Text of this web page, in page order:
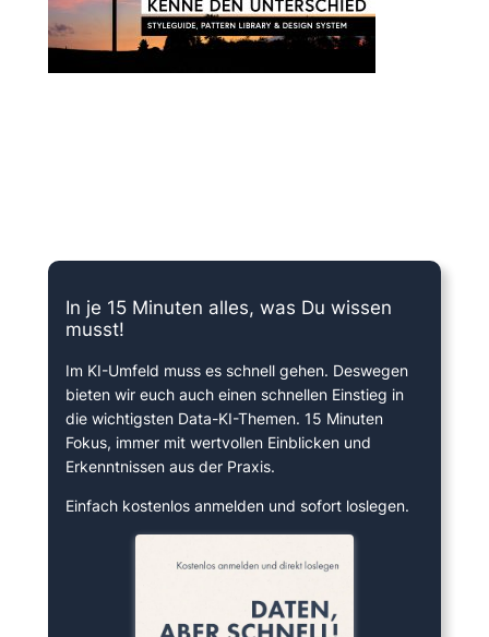
In je 15 Minuten alles, was Du wissen
musst!
Im KI-Umfeld muss es schnell gehen. Deswegen
bieten wir euch auch einen schnellen Einstieg in
die wichtigsten Data-KI-Themen. 15 Minuten
Fokus, immer mit wertvollen Einblicken und
Erkenntnissen aus der Praxis.
Einfach kostenlos anmelden und sofort loslegen.